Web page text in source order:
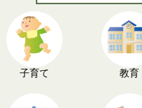
子育て 教育